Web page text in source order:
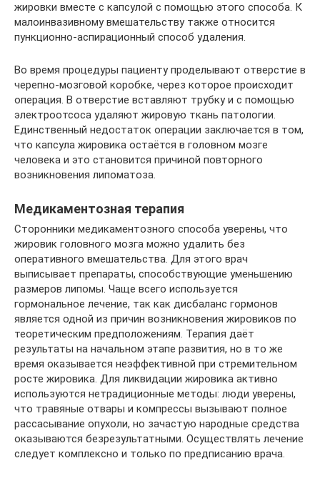
жировки вместе с капсулой с помощью этого способа. К
малоинвазивному вмешательству также относится
пункционно-аспирационный способ удаления.
Во время процедуры пациенту проделывают отверстие в
черепно-мозговой коробке, через которое происходит
операция. В отверстие вставляют трубку и с помощью
электроотсоса удаляют жировую ткань патологии.
Единственный недостаток операции заключается в том,
что капсула жировика остаётся в головном мозге
человека и это становится причиной повторного
возникновения липоматоза.
Медикаментозная терапия
Сторонники медикаментозного способа уверены, что
жировик головного мозга можно удалить без
оперативного вмешательства. Для этого врач
выписывает препараты, способствующие уменьшению
размеров липомы. Чаще всего используется
гормональное лечение, так как дисбаланс гормонов
является одной из причин возникновения жировиков по
теоретическим предположениям. Терапия даёт
результаты на начальном этапе развития, но в то же
время оказывается неэффективной при стремительном
росте жировика. Для ликвидации жировика активно
используются нетрадиционные методы: люди уверены,
что травяные отвары и компрессы вызывают полное
рассасывание опухоли, но зачастую народные средства
оказываются безрезультатными. Осуществлять лечение
следует комплексно и только по предписанию врача.